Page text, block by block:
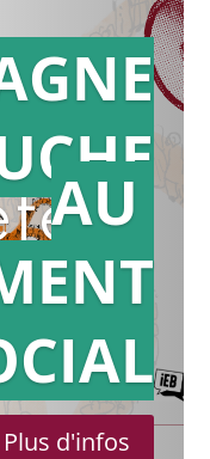
en
de presse
AU
Plus d'infos